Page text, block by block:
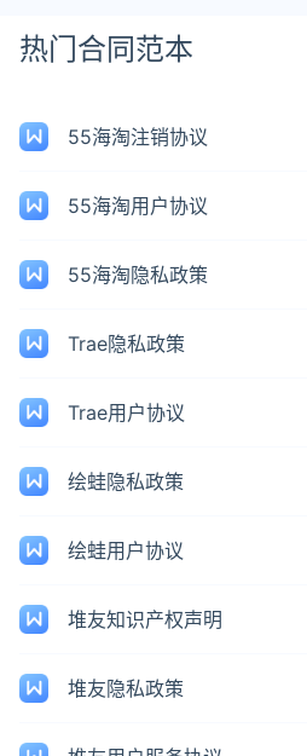
热门合同范本
55海淘注销协议
55海淘用户协议
55海淘隐私政策
Trae隐私政策
Trae用户协议
绘蛙隐私政策
绘蛙用户协议
堆友知识产权声明
堆友隐私政策